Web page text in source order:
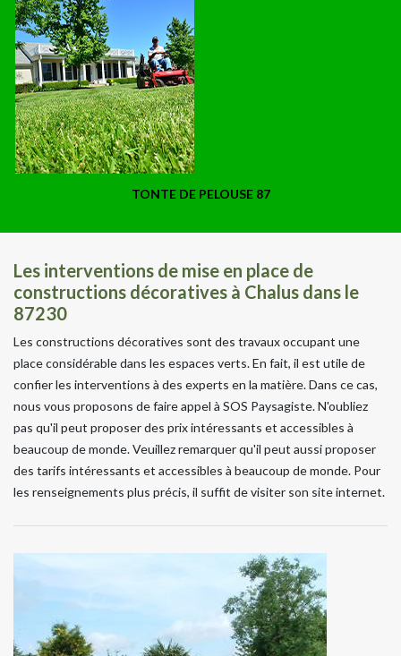
TONTE DE PELOUSE 87
Les interventions de mise en place de
constructions décoratives à Chalus dans le
87230
Les constructions décoratives sont des travaux occupant une
place considérable dans les espaces verts. En fait, il est utile de
confier les interventions à des experts en la matière. Dans ce cas,
nous vous proposons de faire appel à SOS Paysagiste. N'oubliez
pas qu'il peut proposer des prix intéressants et accessibles à
beaucoup de monde. Veuillez remarquer qu'il peut aussi proposer
des tarifs intéressants et accessibles à beaucoup de monde. Pour
les renseignements plus précis, il suffit de visiter son site internet.